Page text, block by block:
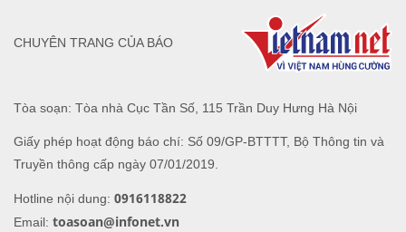
Tòa soạn: Tòa nhà Cục Tần Số, 115 Trần Duy Hưng Hà Nội
Giấy phép hoạt động báo chí: Số 09/GP-BTTTT, Bộ Thông tin và
Truyền thông cấp ngày 07/01/2019.
Hotline nội dung: 0916118822
Email: toasoan@infonet.vn
CHUYÊN TRANG CỦA BÁO